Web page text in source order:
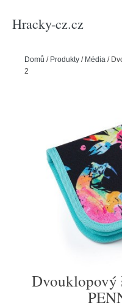
Hracky-cz.cz
Domů / Produkty / Média /
23003 G
Dvouklopový